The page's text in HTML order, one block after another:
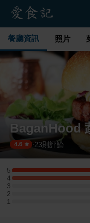
餐廳資訊 照片
BaganHood
4.6 ·23則評論
5
5 星：7 則評論
4
4 星：6 則評論
3
3 星：0 則評論
2
2 星：0 則評論
1
1 星：0 則評論